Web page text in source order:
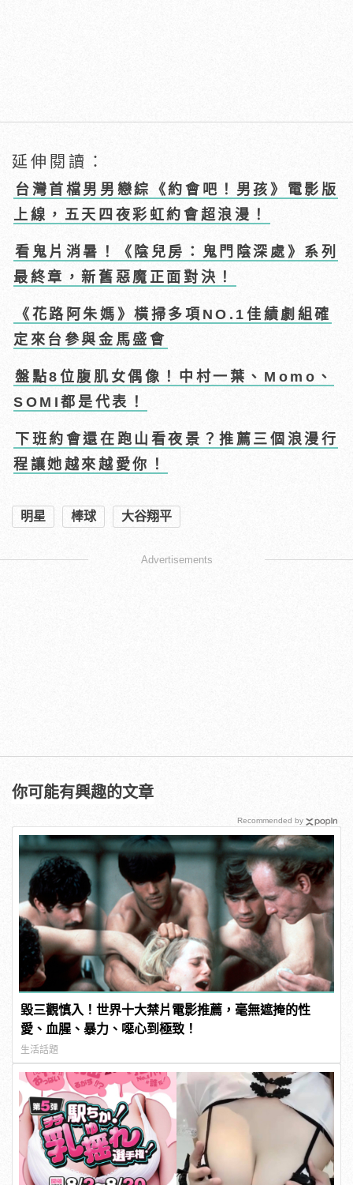
延伸閱讀：
台灣首檔男男戀綜《約會吧！男孩》電影版
上線，五天四夜彩虹約會超浪漫！
看鬼片消暑！《陰兒房：鬼門陰深處》系列
最終章，新舊惡魔正面對決！
《花路阿朱媽》橫掃多項NO.1佳績劇組確
定來台參與金馬盛會
盤點8位腹肌女偶像！中村一葉、Momo、
SOMI都是代表！
下班約會還在跑山看夜景？推薦三個浪漫行
程讓她越來越愛你！
明星 棒球 大谷翔平
Advertisements
你可能有興趣的文章
毀三觀慎入！世界十大禁片電影推薦，毫無遮掩的性
愛、血腥、暴力、噁心到極致！
生活話題
Recommended by